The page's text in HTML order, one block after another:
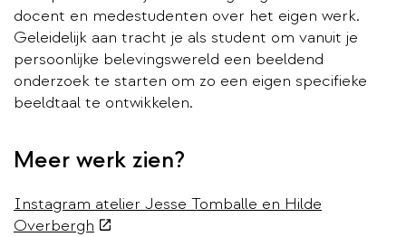
docent en medestudenten over het eigen werk.
Geleidelijk aan tracht je als student om vanuit je
persoonlijke belevingswereld een beeldend
onderzoek te starten om zo een eigen specifieke
beeldtaal te ontwikkelen.
Meer werk zien?
Instagram atelier Jesse Tomballe en Hilde
Overbergh (externe